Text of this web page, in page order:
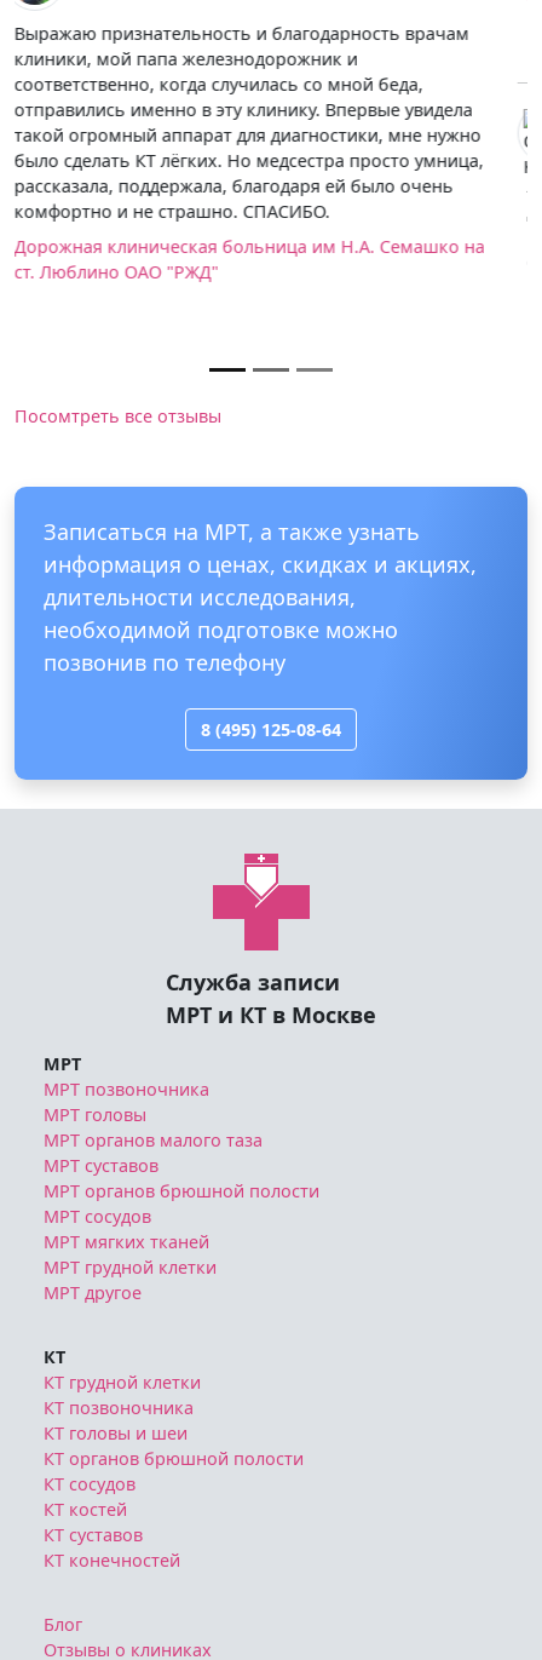
поликлиникой» Управления делами Президента
Российской Федерации
Ольга Конопатская 08.06.2017
Лечусь в этой клинике уже лет пятьнадцать, а вот
диагностику прошла впервые. Сделала на днях МРТ
позвоночника, все также хорошо, как и всегда -
быстро, профессионально, без накладок.
Посомтреть все отзывы
Записаться на МРТ, а также узнать
информация о ценах, скидках и акциях,
длительности исследования,
необходимой подготовке можно
позвонив по телефону
8 (495) 125-08-64
Служба записи
МРТ и КТ в Москве
МРТ
МРТ позвоночника
МРТ головы
МРТ органов малого таза
МРТ суставов
МРТ органов брюшной полости
МРТ сосудов
МРТ мягких тканей
МРТ грудной клетки
МРТ другое
КТ
КТ грудной клетки
КТ позвоночника
КТ головы и шеи
КТ органов брюшной полости
КТ сосудов
КТ костей
КТ суставов
КТ конечностей
Блог
Отзывы о клиниках